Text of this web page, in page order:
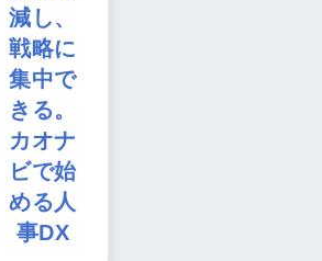
減し、
戦略に
集中で
きる。
カオナ
ビで始
める人
事DX